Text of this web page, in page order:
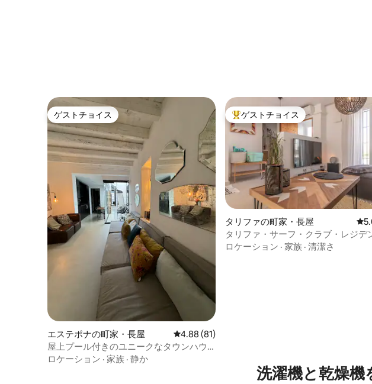
ゲストチョイス
ゲストチョイス
エステポナの町家・長屋 レビュー81件、5つ星中4.88つ星の平均評価
4.88 (81)
屋上プール付きのユニークなタウンハウ
ス
ロケーション · 家族 · 静か
大好評のゲストチョイスです。
ゲストチョイス
タリファの町家・長屋 レ
タリファ・サーフ・クラブ・レジデ
ロケーション · 家族 · 清潔さ
洗濯機と乾燥